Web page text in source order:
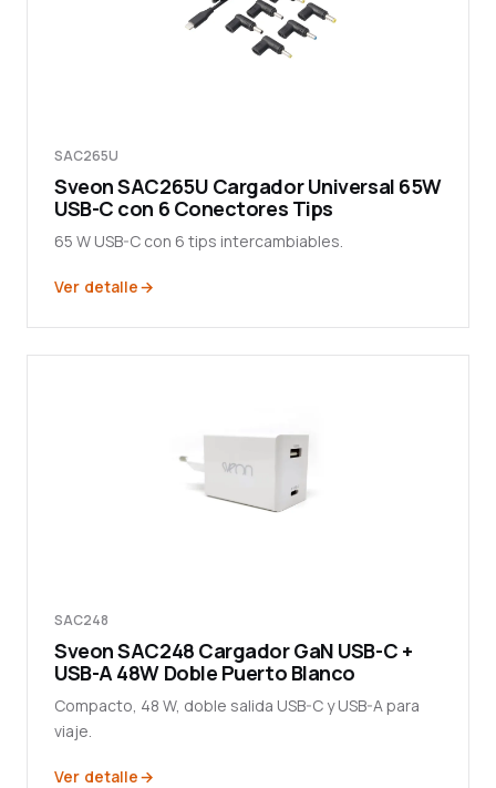
SAC265U
Sveon SAC265U Cargador Universal 65W
USB-C con 6 Conectores Tips
65 W USB-C con 6 tips intercambiables.
Ver detalle
SAC248
Sveon SAC248 Cargador GaN USB-C +
USB-A 48W Doble Puerto Blanco
Compacto, 48 W, doble salida USB-C y USB-A para
viaje.
Ver detalle